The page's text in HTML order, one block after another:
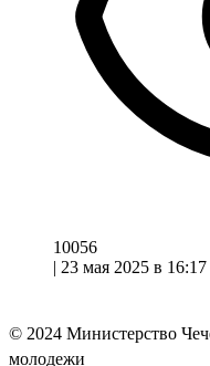
10056
| 23 мая 2025 в 16:17
© 2024 Министерство
молодежи